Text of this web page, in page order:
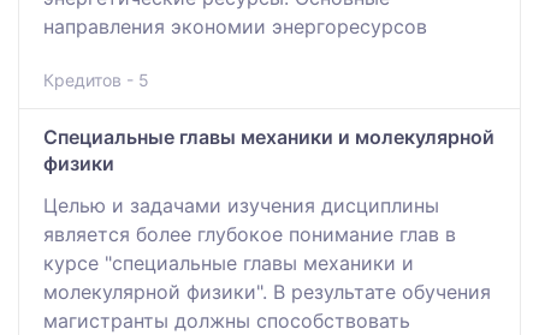
направления экономии энергоресурсов
Кредитов - 5
Специальные главы механики и молекулярной
физики
Целью и задачами изучения дисциплины
является более глубокое понимание глав в
курсе "специальные главы механики и
молекулярной физики". В результате обучения
магистранты должны способствовать